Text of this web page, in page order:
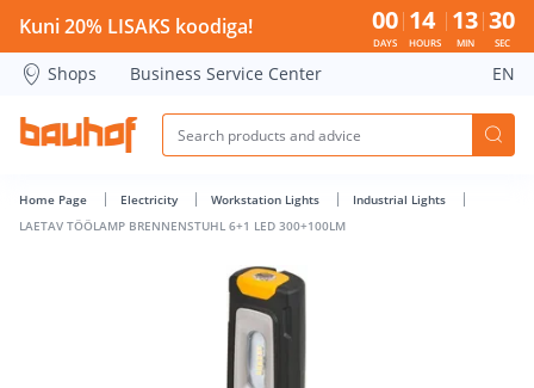
LAETAV TÖÖLAMP BRENNENSTUHL 6+1 LED 300+100LM -
Kuni 20% LISAKS koodiga! 00
DAYS
14
HOURS
13
MIN
30
SEC
Shops Business Service Center EN
Home Page Electricity Workstation Lights
Industrial Lights
LAETAV TÖÖLAMP BRENNENSTUHL 6+1 LED 300+100LM